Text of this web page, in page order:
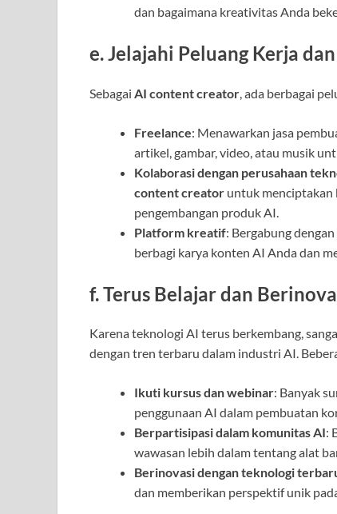
dan bagaimana kreativitas Anda
e.Jelajahi Peluang Kerja
Sebagai AI content creator , ada berbagai
Freelance: Menawarkan jasa
artikel, gambar, video, atau musik
Kolaborasi dengan perusahaan
content creator untuk menciptakan
pengembangan produk AI.
Platform kreatif: Bergabung
berbagi karya konten AI Anda dan
f.Terus Belajar dan
Karena teknologi AI terus berkembang,
dengan tren terbaru dalam industri AI.
Ikuti kursus dan webinar: Banyak
penggunaan AI dalam pembuatan
Berpartisipasi dalam komunitas AI:
wawasan lebih dalam tentang alat
Berinovasi dengan teknologi
dan memberikan perspektif unik